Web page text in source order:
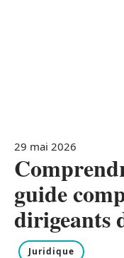
29 mai 2026
guide
dirigeants
Juridique